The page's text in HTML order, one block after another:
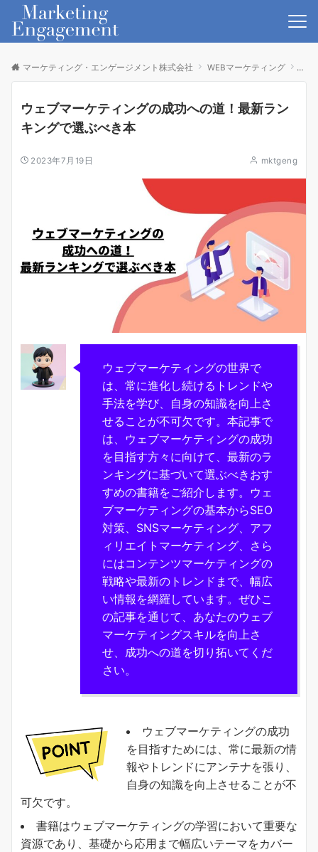
マーケティング・エンゲージメント株式会社 WEBマーケティング ウ
ウェブマーケティングの成功への道！最新ラン
キングで選ぶべき本
2023年7月19日 mktgeng
ウェブマーケティングの世界で
は、常に進化し続けるトレンドや
手法を学び、自身の知識を向上さ
せることが不可欠です。本記事で
は、ウェブマーケティングの成功
を目指す方々に向けて、最新のラ
ンキングに基づいて選ぶべきおす
すめの書籍をご紹介します。ウェ
ブマーケティングの基本からSEO
対策、SNSマーケティング、アフ
ィリエイトマーケティング、さら
にはコンテンツマーケティングの
戦略や最新のトレンドまで、幅広
い情報を網羅しています。ぜひこ
の記事を通じて、あなたのウェブ
マーケティングスキルを向上さ
せ、成功への道を切り拓いてくだ
さい。
ウェブマーケティングの成功
を目指すためには、常に最新の情
報やトレンドにアンテナを張り、
自身の知識を向上させることが不
可欠です。
書籍はウェブマーケティングの学習において重要な
資源であり、基礎から応用まで幅広いテーマをカバー